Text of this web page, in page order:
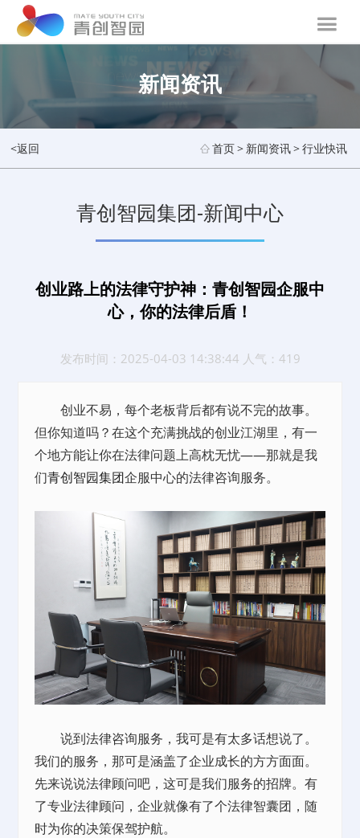
新闻资讯
<返回 首页> 新闻资讯>行业快讯
青创智园集团-新闻中心
创业路上的法律守护神：青创智园企服中
心，你的法律后盾！
发布时间：2025-04-03 14:38:44 人气：419
创业不易，每个老板背后都有说不完的故事。
但你知道吗？在这个充满挑战的创业江湖里，有一
个地方能让你在法律问题上高枕无忧——那就是我
们青创智园集团企服中心的法律咨询服务。
说到法律咨询服务，我可是有太多话想说了。
我们的服务，那可是涵盖了企业成长的方方面面。
先来说说法律顾问吧，这可是我们服务的招牌。有
了专业法律顾问，企业就像有了个法律智囊团，随
时为你的决策保驾护航。